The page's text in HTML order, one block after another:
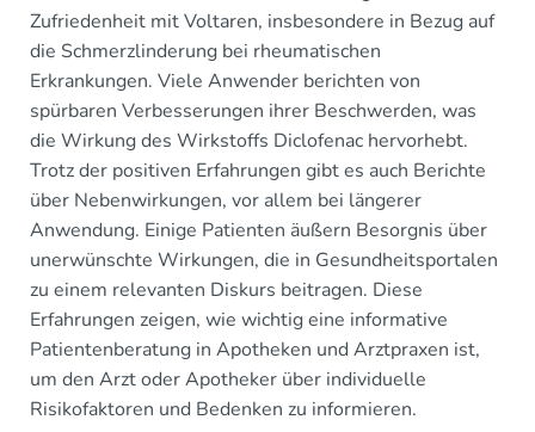
Zufriedenheit mit Voltaren, insbesondere in Bezug auf
die Schmerzlinderung bei rheumatischen
Erkrankungen. Viele Anwender berichten von
spürbaren Verbesserungen ihrer Beschwerden, was
die Wirkung des Wirkstoffs Diclofenac hervorhebt.
Trotz der positiven Erfahrungen gibt es auch Berichte
über Nebenwirkungen, vor allem bei längerer
Anwendung. Einige Patienten äußern Besorgnis über
unerwünschte Wirkungen, die in Gesundheitsportalen
zu einem relevanten Diskurs beitragen. Diese
Erfahrungen zeigen, wie wichtig eine informative
Patientenberatung in Apotheken und Arztpraxen ist,
um den Arzt oder Apotheker über individuelle
Risikofaktoren und Bedenken zu informieren.